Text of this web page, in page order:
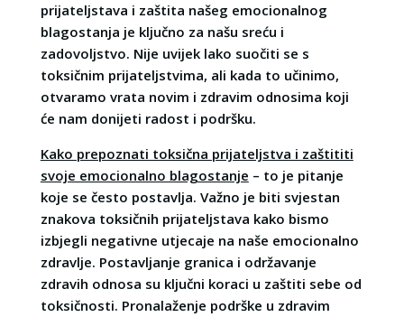
prijateljstava i zaštita našeg emocionalnog
blagostanja je ključno za našu sreću i
zadovoljstvo. Nije uvijek lako suočiti se s
toksičnim prijateljstvima, ali kada to učinimo,
otvaramo vrata novim i zdravim odnosima koji
će nam donijeti radost i podršku.
Kako prepoznati toksična prijateljstva i zaštititi
svoje emocionalno blagostanje – to je pitanje
koje se često postavlja. Važno je biti svjestan
znakova toksičnih prijateljstava kako bismo
izbjegli negativne utjecaje na naše emocionalno
zdravlje. Postavljanje granica i održavanje
zdravih odnosa su ključni koraci u zaštiti sebe od
toksičnosti. Pronalaženje podrške u zdravim